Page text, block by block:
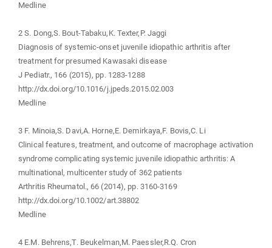
Medline
2 S. Dong,S. Bout-Tabaku,K. Texter,P. Jaggi
Diagnosis of systemic-onset juvenile idiopathic arthritis after
treatment for presumed Kawasaki disease
J Pediatr., 166 (2015), pp. 1283-1288
http://dx.doi.org/10.1016/j.jpeds.2015.02.003
Medline
3 F. Minoia,S. Davi,A. Horne,E. Demirkaya,F. Bovis,C. Li
Clinical features, treatment, and outcome of macrophage activation
syndrome complicating systemic juvenile idiopathic arthritis: A
multinational, multicenter study of 362 patients
Arthritis Rheumatol., 66 (2014), pp. 3160-3169
http://dx.doi.org/10.1002/art.38802
Medline
4 E.M. Behrens,T. Beukelman,M. Paessler,R.Q. Cron